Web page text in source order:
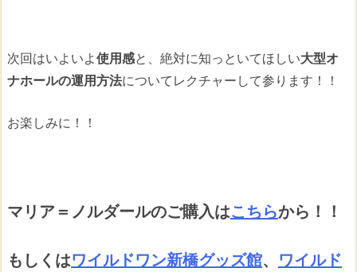
次回はいよいよ使用感と、絶対に知っといてほしい大型オ
ナホールの運用方法についてレクチャーして参ります！！
お楽しみに！！
マリア＝ノルダールのご購入はこちらから！！
もしくはワイルドワン新橋グッズ館、 ワイルド